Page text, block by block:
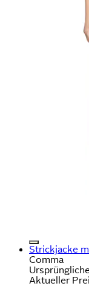
Strickjacke
Comma
Aktueller